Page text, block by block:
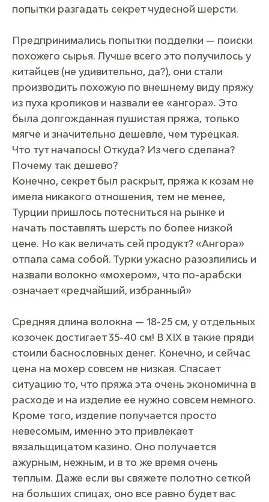
попытки разгадать секрет чудесной шерсти.
Предпринимались попытки подделки — поиски
похожего сырья. Лучше всего это получилось у
китайцев (не удивительно, да?), они стали
производить похожую по внешнему виду пряжу
из пуха кроликов и назвали ее «ангора». Это
была долгожданная пушистая пряжа, только
мягче и значительно дешевле, чем турецкая.
Что тут началось! Откуда? Из чего сделана?
Почему так дешево?
Конечно, секрет был раскрыт, пряжа к козам не
имела никакого отношения, тем не менее,
Турции пришлось потесниться на рынке и
начать поставлять шерсть по более низкой
цене. Но как величать сей продукт? «Ангора»
отпала сама собой. Турки ужасно разозлились и
назвали волокно «мохером», что по-арабски
означает «редчайший, избранный»
Средняя длина волокна — 18-25 см, у отдельных
козочек достигает 35-40 см! В XIX в такие пряди
стоили баснословных денег. Конечно, и сейчас
цена на мохер совсем не низкая. Спасает
ситуацию то, что пряжа эта очень экономична в
расходе и на изделие ее нужно совсем немного.
Кроме того, изделие получается просто
невесомым, именно это привлекает
вязальщицатом казино. Оно получается
ажурным, нежным, и в то же время очень
теплым. Даже если вы свяжете полотно сеткой
на больших спицах, оно все равно будет вас